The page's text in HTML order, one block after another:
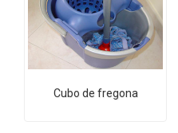
Cubo de fregona